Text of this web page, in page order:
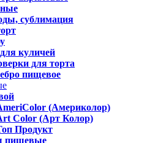
сублимация
куличей
для торта
пищевое
(Америколор)
Color (Арт Колор)
Продукт
пищевые